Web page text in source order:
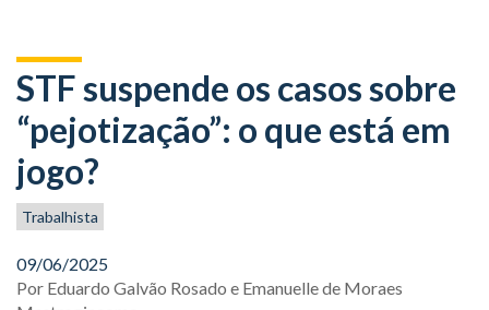
STF suspende os casos sobre
“pejotização”: o que está em
jogo?
Trabalhista
09/06/2025
Por Eduardo Galvão Rosado e Emanuelle de Moraes